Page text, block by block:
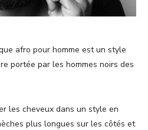
afro pour homme est un style
portée par les hommes noirs des
les cheveux dans un style en
plus longues sur les côtés et